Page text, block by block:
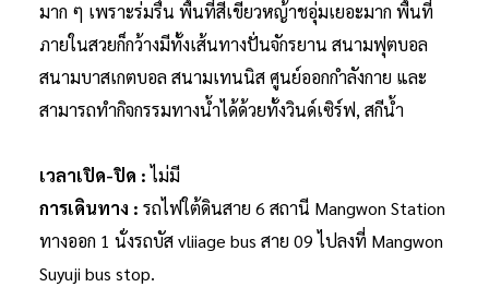
มาก ๆ เพราะร่มรื่น พื้นที่สีเขียวหญ้าชอุ่มเยอะมาก พื้นที่
ภายในสวยก็กว้างมีทั้งเส้นทางปั่นจักรยาน สนามฟุตบอล
สนามบาสเกตบอล สนามเทนนิส ศูนย์ออกกำลังกาย และ
สามารถทำกิจกรรมทางน้ำได้ด้วยทั้งวินด์เซิร์ฟ, สกีน้ำ
เวลาเปิด-ปิด :ไม่มี
การเดินทาง : รถไฟใต้ดินสาย 6 สถานี Mangwon Station
ทางออก 1 นั่งรถบัส vliiage bus สาย 09 ไปลงที่ Mangwon
Suyuji bus stop.